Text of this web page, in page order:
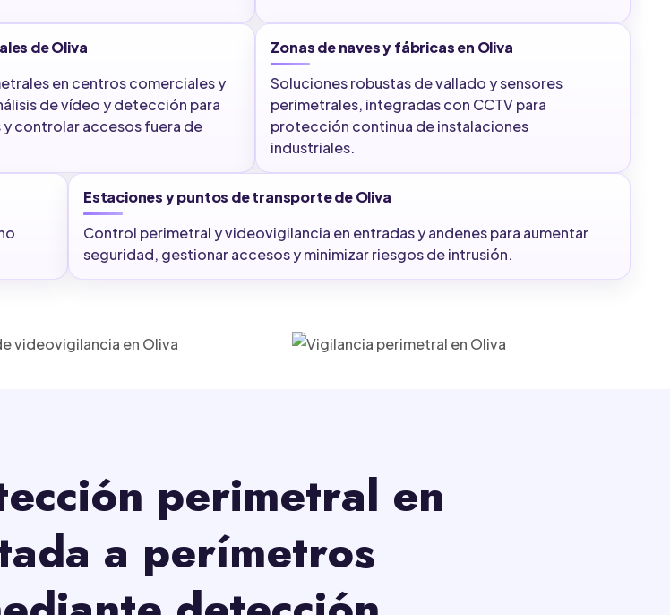
de Oliva
en centros comerciales y
de vídeo y detección para
y controlar accesos fuera de
Zonas de naves y fábricas en Oliva
Soluciones robustas de vallado y sensores
perimetrales, integradas con CCTV para
protección continua de instalaciones
industriales.
Estaciones y puntos de transporte de Oliva
Control perimetral y videovigilancia en entradas y andenes para aumentar
seguridad, gestionar accesos y minimizar riesgos de intrusión.
perimetral en
a perímetros